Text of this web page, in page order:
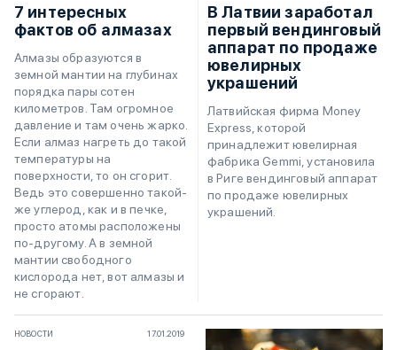
7 интересных
фактов об алмазах
Алмазы образуются в
земной мантии на глубинах
порядка пары сотен
километров. Там огромное
давление и там очень жарко.
Если алмаз нагреть до такой
температуры на
поверхности, то он сгорит.
Ведь это совершенно такой-
же углерод, как и в печке,
просто атомы расположены
по-другому. А в земной
мантии свободного
кислорода нет, вот алмазы и
не сгорают.
В Латвии заработал
первый вендинговый
аппарат по продаже
ювелирных
украшений
Латвийская фирма Money
Express, которой
принадлежит ювелирная
фабрика Gemmi, установила
в Риге вендинговый аппарат
по продаже ювелирных
украшений.
НОВОСТИ 17.01.2019